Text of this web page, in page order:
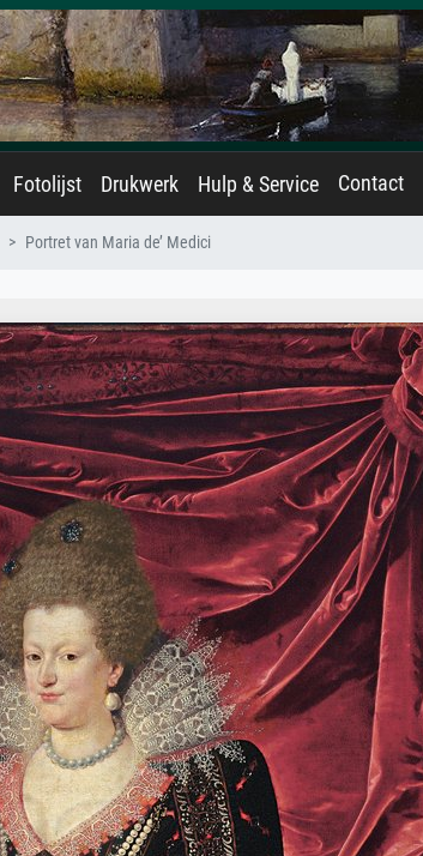
Fotolijst Drukwerk Hulp & Service Contact
Portret van Maria de’ Medici